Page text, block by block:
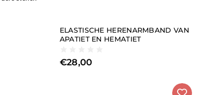
ELASTISCHE HERENARMBAND VAN
APATIET EN HEMATIET
€28,00